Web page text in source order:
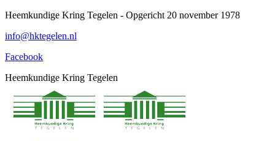
Spring
content
Heemkundige Kring Tegelen - Opgericht 20 november 1978
info@hktegelen.nl
Facebook
Heemkundige Kring Tegelen